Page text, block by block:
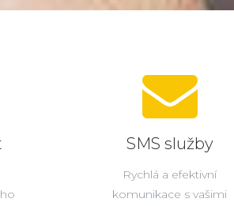
SMS služby
Rychlá a efektivní
komunikace s vašimi